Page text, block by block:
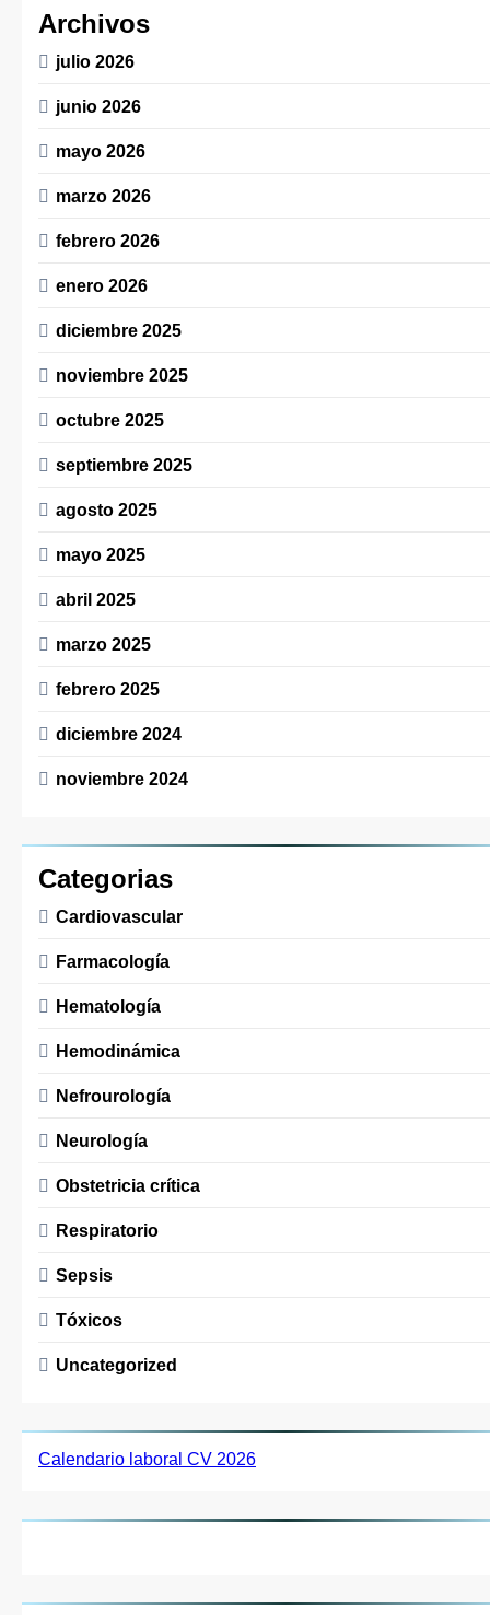
Archivos
julio 2026
junio 2026
mayo 2026
marzo 2026
febrero 2026
enero 2026
diciembre 2025
noviembre 2025
octubre 2025
septiembre 2025
agosto 2025
mayo 2025
abril 2025
marzo 2025
febrero 2025
diciembre 2024
noviembre 2024
Categorias
Cardiovascular
Farmacología
Hematología
Hemodinámica
Nefrourología
Neurología
Obstetricia crítica
Respiratorio
Sepsis
Tóxicos
Uncategorized
Calendario laboral CV 2026